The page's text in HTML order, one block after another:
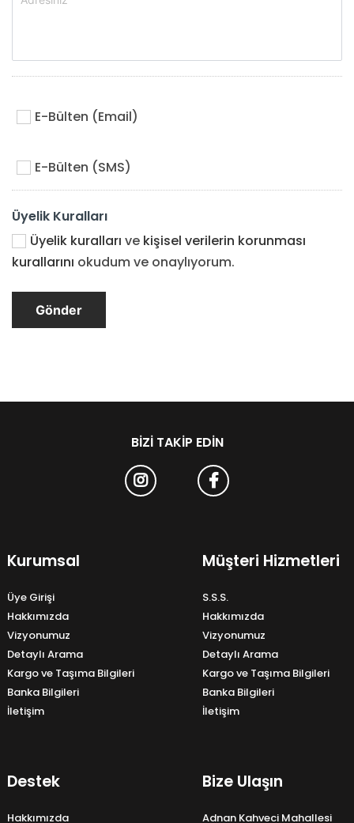
E-Bülten (Email)
E-Bülten (SMS)
Üyelik Kuralları
Üyelik kuralları ve kişisel verilerin korunması
kurallarını okudum ve onaylıyorum.
BIZI TAKIP EDIN
Kurumsal
Üye Girişi
Hakkımızda
Vizyonumuz
Detaylı Arama
Kargo ve Taşıma Bilgileri
Banka Bilgileri
İletişim
Müşteri Hizmetleri
S.S.S.
Hakkımızda
Vizyonumuz
Detaylı Arama
Kargo ve Taşıma Bilgileri
Banka Bilgileri
İletişim
Destek
Hakkımızda
Bize Ulaşın
Adnan Kahveci Mahallesi